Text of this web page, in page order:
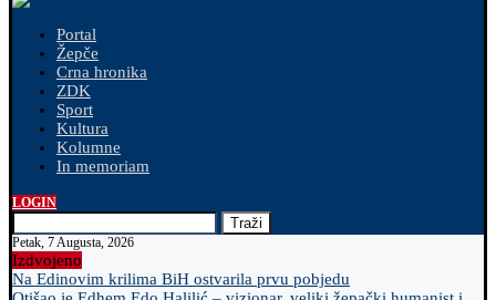
Portal
Žepče
Crna hronika
ZDK
Sport
Kultura
Kolumne
In memoriam
LOGIN
Traži
Petak, 7 Augusta, 2026
Izdvojeno
Na Edinovim krilima BiH ostvarila prvu pobjedu